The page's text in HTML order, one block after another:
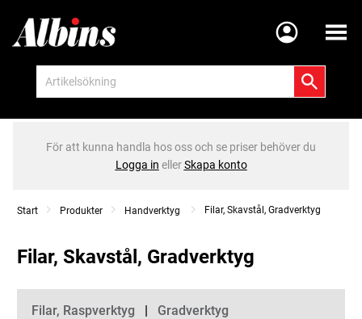
Meny
För att kunna handla hos oss och se priser behöver du
Logga in ellerSkapa konto
Start Produkter Handverktyg Filar, Skavstål, Gradverktyg
Filar, Skavstål, Gradverktyg
Kategorier
Filar, Raspverktyg Gradverktyg